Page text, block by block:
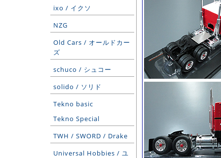
ixo / イクソ
NZG
Old Cars / オールドカー
ズ
schuco / シュコー
solido / ソリド
Tekno basic
Tekno Special
TWH / SWORD / Drake
Universal Hobbies / ユ